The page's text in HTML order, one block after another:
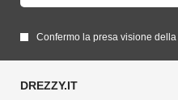
Confermo la presa visione della